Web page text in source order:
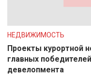
НЕДВИЖИМОСТЬ
Проекты курортной
главных
девелопмента